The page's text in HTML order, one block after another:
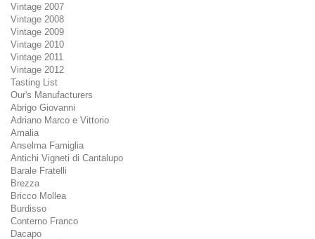
Vintage 2007
Vintage 2008
Vintage 2009
Vintage 2010
Vintage 2011
Vintage 2012
Tasting List
Our's Manufacturers
Abrigo Giovanni
Adriano Marco e Vittorio
Amalia
Anselma Famiglia
Antichi Vigneti di Cantalupo
Barale Fratelli
Brezza
Bricco Mollea
Burdisso
Conterno Franco
Dacapo